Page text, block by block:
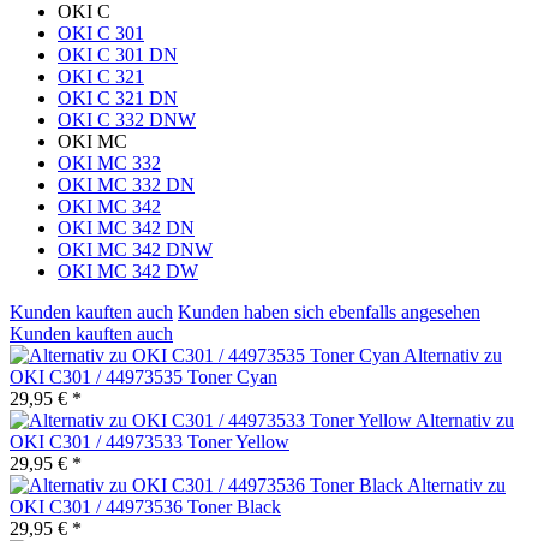
OKI C
OKI C 301
OKI C 301 DN
OKI C 321
OKI C 321 DN
OKI C 332 DNW
OKI MC
OKI MC 332
OKI MC 332 DN
OKI MC 342
OKI MC 342 DN
OKI MC 342 DNW
OKI MC 342 DW
Kunden kauften auch Kunden haben sich ebenfalls angesehen
Kunden kauften auch
Alternativ zu
OKI C301 / 44973535 Toner Cyan
29,95 € *
Alternativ zu
OKI C301 / 44973533 Toner Yellow
29,95 € *
Alternativ zu
OKI C301 / 44973536 Toner Black
29,95 € *